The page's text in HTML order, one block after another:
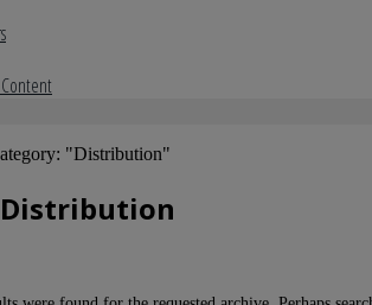
Content
"Distribution"
Distribution